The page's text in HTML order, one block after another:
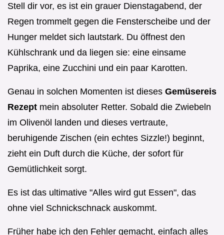
Stell dir vor, es ist ein grauer Dienstagabend, der
Regen trommelt gegen die Fensterscheibe und der
Hunger meldet sich lautstark. Du öffnest den
Kühlschrank und da liegen sie: eine einsame
Paprika, eine Zucchini und ein paar Karotten.
Genau in solchen Momenten ist dieses Gemüsereis
Rezept mein absoluter Retter. Sobald die Zwiebeln
im Olivenöl landen und dieses vertraute,
beruhigende Zischen (ein echtes Sizzle!) beginnt,
zieht ein Duft durch die Küche, der sofort für
Gemütlichkeit sorgt.
Es ist das ultimative "Alles wird gut Essen", das
ohne viel Schnickschnack auskommt.
Früher habe ich den Fehler gemacht, einfach alles